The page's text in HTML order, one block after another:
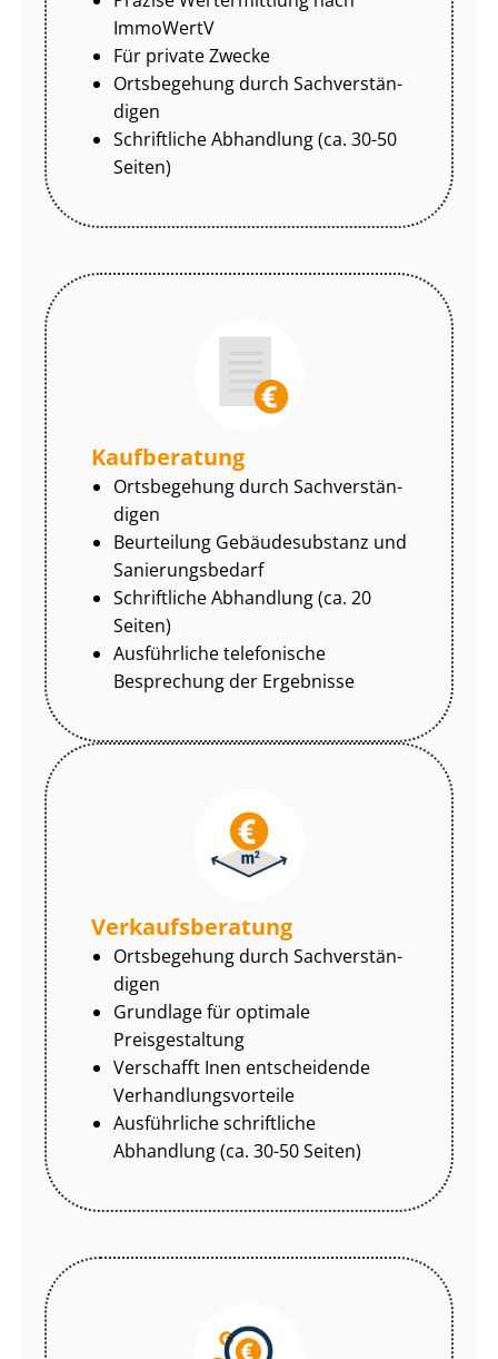
ImmoWertV
Für private Zwecke
Ortsbegehung durch Sach­ver­stän­
di­gen
Schriftliche Abhandlung (ca. 30-50
Seiten)
Kaufberatung
Ortsbegehung durch Sach­ver­stän­
di­gen
Beurteilung Gebäudesubstanz und
Sa­nie­rungs­be­darf
Schriftliche Abhandlung (ca. 20
Seiten)
Ausführliche telefonische
Besprechung der Ergebnisse
Ver­kaufs­be­ra­tung
Ortsbegehung durch Sach­ver­stän­
di­gen
Grundlage für optimale
Preisgestaltung
Verschafft Inen entscheidende
Ver­hand­lungs­vor­tei­le
Ausführliche schriftliche
Abhandlung (ca. 30-50 Seiten)